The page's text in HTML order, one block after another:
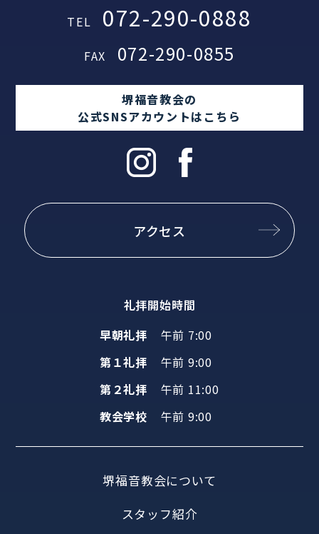
TEL 072-290-0888
FAX 072-290-0855
堺福音教会の
公式SNSアカウントはこちら
アクセス
礼拝開始時間
早朝礼拝
午前 7:00
第１礼拝
午前 9:00
第２礼拝
午前 11:00
教会学校
午前 9:00
堺福音教会について
スタッフ紹介